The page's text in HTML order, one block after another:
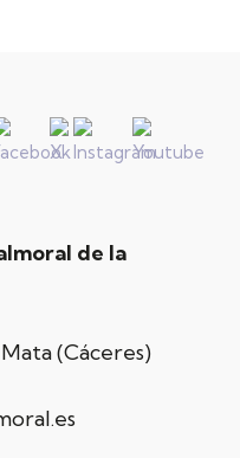
de la
(Cáceres)